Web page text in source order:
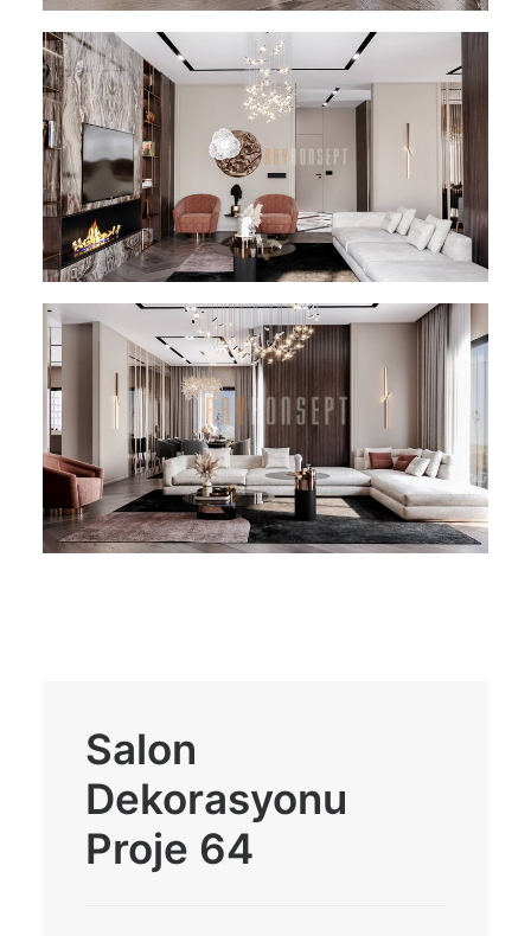
Salon
Dekorasyonu
Proje 64